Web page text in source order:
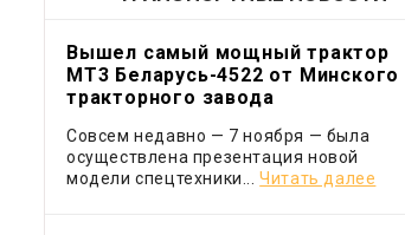
Вышел самый мощный трактор
МТ3 Беларусь-4522 от Минского
тракторного завода
Совсем недавно — 7 ноября — была
осуществлена презентация новой
модели спецтехники...Читать далее